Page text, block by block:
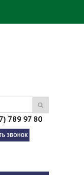
789 97 80
ЗВОНОК